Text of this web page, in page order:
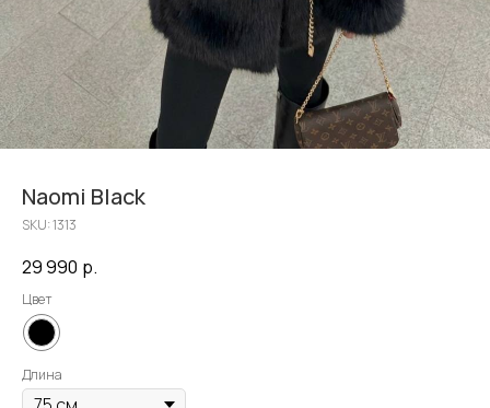
Naomi Black
SKU:1313
29 990 р.
Цвет
Длина